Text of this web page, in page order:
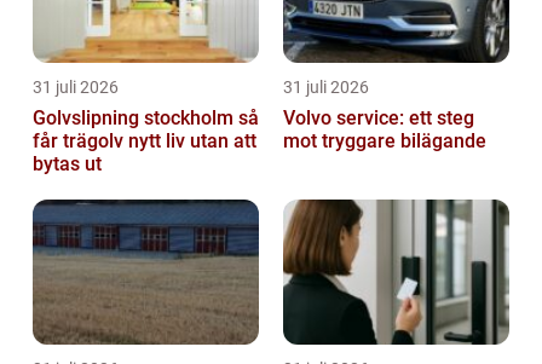
31 juli 2026
Golvslipning stockholm så
får trägolv nytt liv utan att
bytas ut
31 juli 2026
Volvo service: ett steg
mot tryggare bilägande